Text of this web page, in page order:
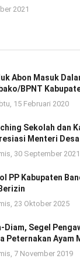
2021
Abon Masuk
BPNT
15 Februari 2020
Sekolah dan
Menteri Desa
30 September 2021
PP Kabupaten
23 Oktober 2025
Diam, Segel
Peternakan Ayam
7 November 2019